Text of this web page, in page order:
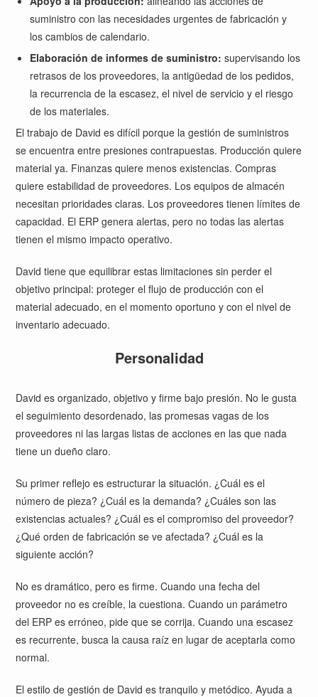
suministro con las necesidades urgentes de fabricación y
los cambios de calendario.
Elaboración de informes de suministro: supervisando los
retrasos de los proveedores, la antigüedad de los pedidos,
la recurrencia de la escasez, el nivel de servicio y el riesgo
de los materiales.
El trabajo de David es difícil porque la gestión de suministros
se encuentra entre presiones contrapuestas. Producción quiere
material ya. Finanzas quiere menos existencias. Compras
quiere estabilidad de proveedores. Los equipos de almacén
necesitan prioridades claras. Los proveedores tienen límites de
capacidad. El ERP genera alertas, pero no todas las alertas
tienen el mismo impacto operativo.
David tiene que equilibrar estas limitaciones sin perder el
objetivo principal: proteger el flujo de producción con el
material adecuado, en el momento oportuno y con el nivel de
inventario adecuado.
Personalidad
David es organizado, objetivo y firme bajo presión. No le gusta
el seguimiento desordenado, las promesas vagas de los
proveedores ni las largas listas de acciones en las que nada
tiene un dueño claro.
Su primer reflejo es estructurar la situación. ¿Cuál es el
número de pieza? ¿Cuál es la demanda? ¿Cuáles son las
existencias actuales? ¿Cuál es el compromiso del proveedor?
¿Qué orden de fabricación se ve afectada? ¿Cuál es la
siguiente acción?
No es dramático, pero es firme. Cuando una fecha del
proveedor no es creíble, la cuestiona. Cuando un parámetro
del ERP es erróneo, pide que se corrija. Cuando una escasez
es recurrente, busca la causa raíz en lugar de aceptarla como
normal.
El estilo de gestión de David es tranquilo y metódico. Ayuda a